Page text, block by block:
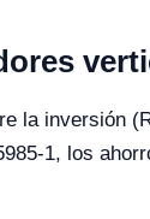
la inversión
1, los